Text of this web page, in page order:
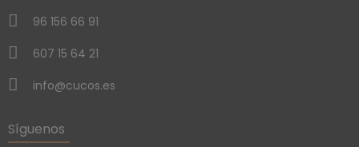
96 156 66 91
607 15 64 21
info@cucos.es
Síguenos